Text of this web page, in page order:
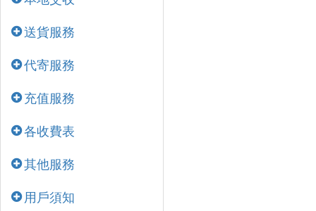
送貨服務
代寄服務
充值服務
各收費表
其他服務
用戶須知